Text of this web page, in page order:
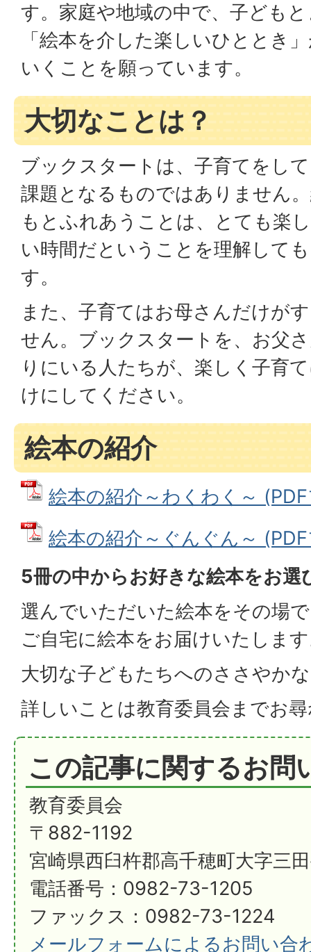
す。家庭や地域の中で、子ども
「絵本を介した楽しいひととき
いくことを願っています。
大切なことは？
ブックスタートは、子育てをし
課題となるものではありません
もとふれあうことは、とても楽
い時間だということを理解して
す。
また、子育てはお母さんだけが
せん。ブックスタートを、お父
りにいる人たちが、楽しく子育
けにしてください。
絵本の紹介
絵本の紹介～わくわく～
絵本の紹介～ぐんぐん～
5冊の中からお好きな絵本をお選
選んでいただいた絵本をその場
ご自宅に絵本をお届けいたしま
大切な子どもたちへのささやか
詳しいことは教育委員会までお
この記事に関するお問
教育委員会
〒882-1192
宮崎県西臼杵郡高千穂町大字三
電話番号：0982-73-1205
ファックス：0982-73-1224
メールフォームによるお問い合